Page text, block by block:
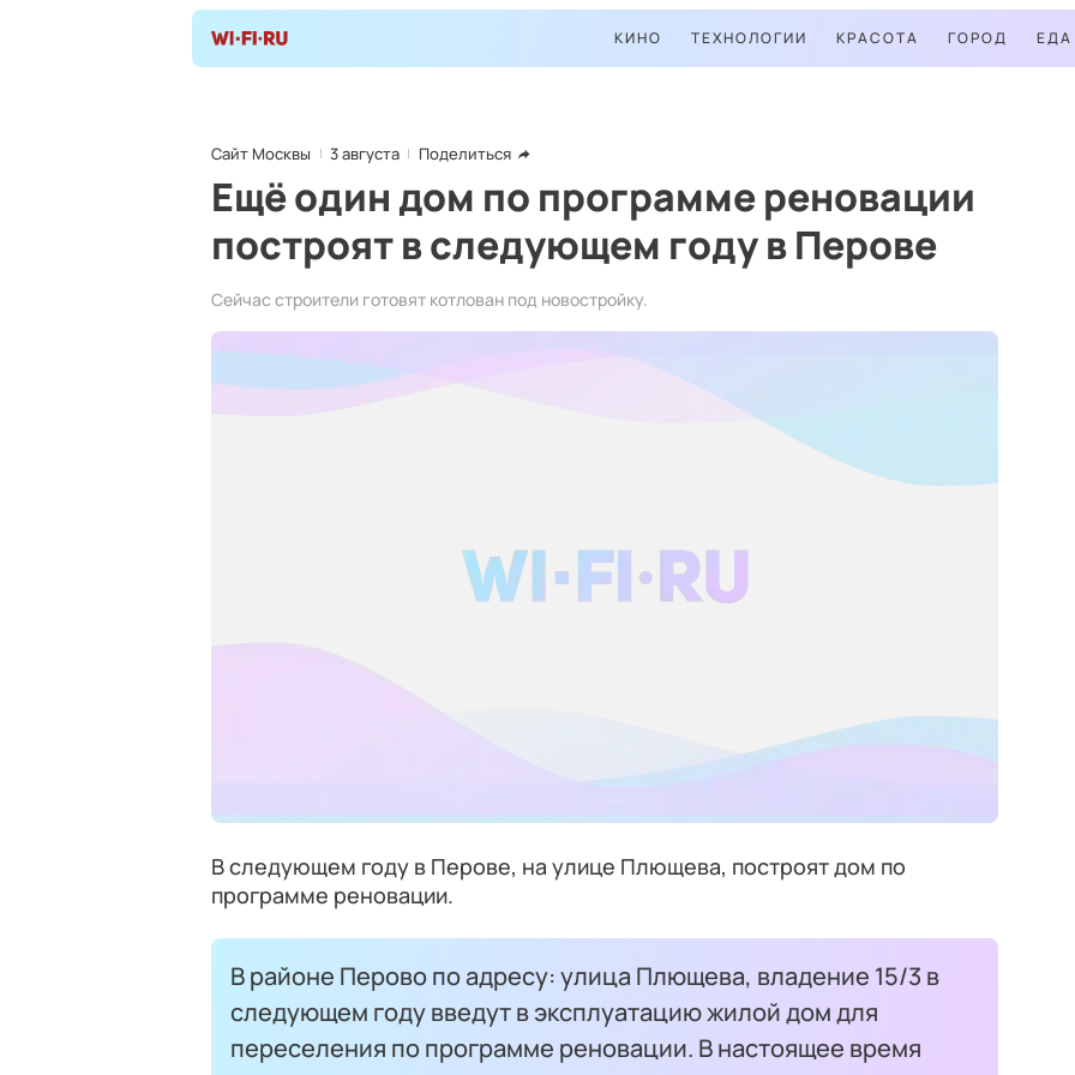
КИНО ТЕХНОЛОГИИ КРАСОТА ГОРОД ЕДА
Сайт Москвы 3 августа Поделиться
Ещё один дом по программе реновации
построят в следующем году в Перове
Сейчас строители готовят котлован под новостройку.
В следующем году в Перове, на улице Плющева, построят дом по
программе реновации.
В районе Перово по адресу: улица Плющева, владение 15/3 в
следующем году введут в эксплуатацию жилой дом для
переселения по программе реновации. В настоящее время